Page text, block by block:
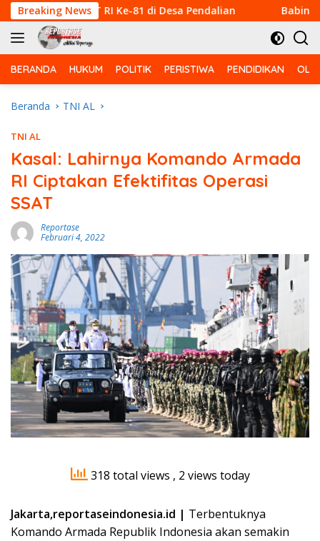
Langsung
ke
konten
Breaking News
HUT RI Ke-81 di Desa Pendalian Babinsa Koramil
BERANDA HUKUM POLITIK PERISTIWA PENDIDIKAN
Beranda TNI AL
TNI AL
Kasal: Lahirnya Komando Armada
RI Ciptakan Efektifitas Operasi
SSAT
Reportase
Februari 4, 2022
318 total views , 2 views today
Jakarta,reportaseindonesia.id | Terbentuknya
Komando Armada Republik Indonesia akan semakin